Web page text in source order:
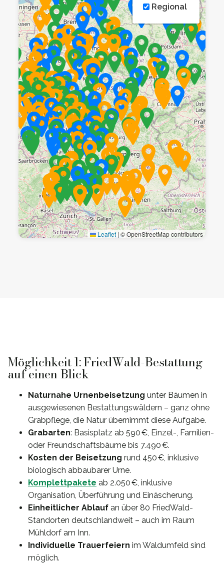
Regional
Leaflet | © OpenStreetMap contributors
Möglichkeit 1: FriedWald-Bestattung
auf einen Blick
Naturnahe Urnenbeisetzung unter Bäumen in
ausgewiesenen Bestattungswäldern – ganz ohne
Grabpflege, die Natur übernimmt diese Aufgabe.
Grabarten: Basisplatz ab 590 €, Einzel-, Familien-
oder Freundschaftsbäume bis 7.490 €.
Kosten der Beisetzung rund 450 €, inklusive
biologisch abbaubarer Urne.
Komplettpakete ab 2.050 €, inklusive
Organisation, Überführung und Einäscherung.
Einheitlicher Ablauf an über 80 FriedWald-
Standorten deutschlandweit – auch im Raum
Mühldorf am Inn.
Individuelle Trauerfeiern im Waldumfeld sind
möglich.